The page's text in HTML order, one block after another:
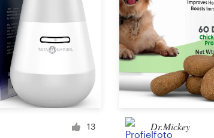
Kleding of accessoires
Kopje of mok
13 Dr.Mickey